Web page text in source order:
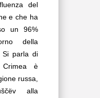
del
e che ha
un 96%
della
Si parla di
è
russa,
alla